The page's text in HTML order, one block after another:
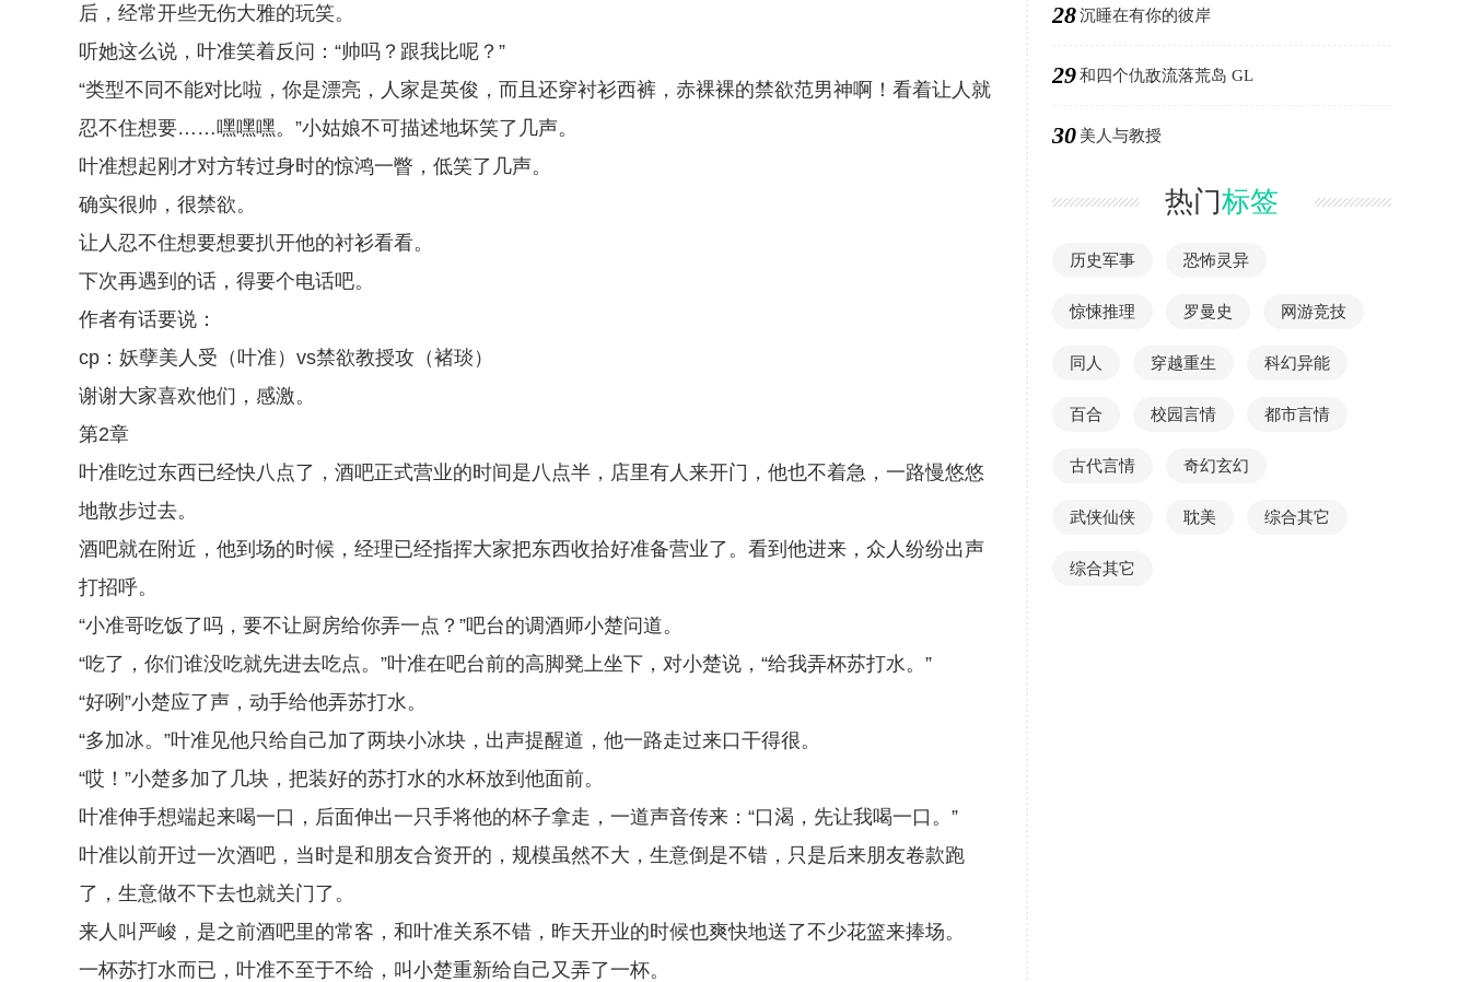
后，经常开些无伤大雅的玩笑。
听她这么说，叶准笑着反问：“帅吗？跟我比呢？”
“类型不同不能对比啦，你是漂亮，人家是英俊，而且还穿衬衫西裤，赤裸裸的禁欲范男神啊！看着让人就
忍不住想要……嘿嘿嘿。”小姑娘不可描述地坏笑了几声。
叶准想起刚才对方转过身时的惊鸿一瞥，低笑了几声。
确实很帅，很禁欲。
让人忍不住想要想要扒开他的衬衫看看。
下次再遇到的话，得要个电话吧。
作者有话要说：
cp：妖孽美人受（叶准）vs禁欲教授攻（褚琰）
谢谢大家喜欢他们，感激。
第2章
叶准吃过东西已经快八点了，酒吧正式营业的时间是八点半，店里有人来开门，他也不着急，一路慢悠悠
地散步过去。
酒吧就在附近，他到场的时候，经理已经指挥大家把东西收拾好准备营业了。看到他进来，众人纷纷出声
打招呼。
“小准哥吃饭了吗，要不让厨房给你弄一点？”吧台的调酒师小楚问道。
“吃了，你们谁没吃就先进去吃点。”叶准在吧台前的高脚凳上坐下，对小楚说，“给我弄杯苏打水。”
“好咧”小楚应了声，动手给他弄苏打水。
“多加冰。”叶准见他只给自己加了两块小冰块，出声提醒道，他一路走过来口干得很。
“哎！”小楚多加了几块，把装好的苏打水的水杯放到他面前。
叶准伸手想端起来喝一口，后面伸出一只手将他的杯子拿走，一道声音传来：“口渴，先让我喝一口。”
叶准以前开过一次酒吧，当时是和朋友合资开的，规模虽然不大，生意倒是不错，只是后来朋友卷款跑
了，生意做不下去也就关门了。
来人叫严峻，是之前酒吧里的常客，和叶准关系不错，昨天开业的时候也爽快地送了不少花篮来捧场。
一杯苏打水而已，叶准不至于不给，叫小楚重新给自己又弄了一杯。
28沉睡在有你的彼岸
29和四个仇敌流落荒岛 GL
30 美人与教授
热门标签
历史军事 恐怖灵异
惊悚推理 罗曼史 网游竞技
同人 穿越重生 科幻异能
百合 校园言情 都市言情
古代言情 奇幻玄幻
武侠仙侠 耽美 综合其它
综合其它